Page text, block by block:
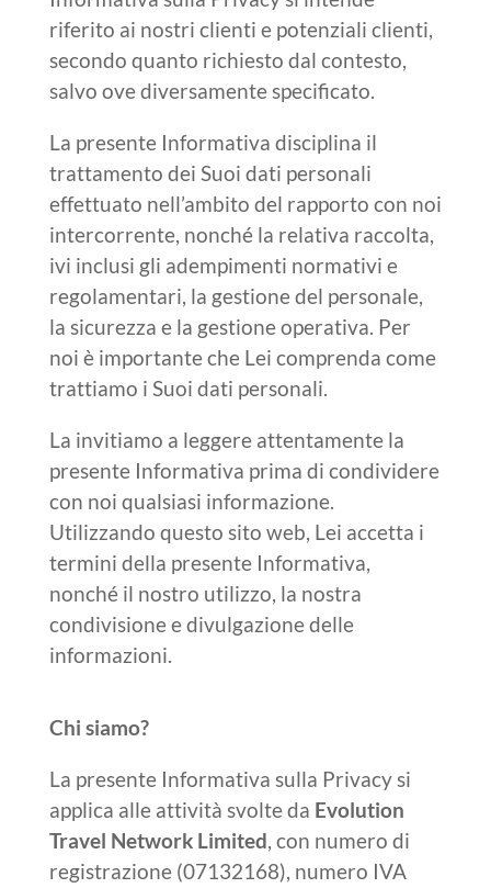
riferito ai nostri clienti e potenziali clienti,
secondo quanto richiesto dal contesto,
salvo ove diversamente specificato.
La presente Informativa disciplina il
trattamento dei Suoi dati personali
effettuato nell’ambito del rapporto con noi
intercorrente, nonché la relativa raccolta,
ivi inclusi gli adempimenti normativi e
regolamentari, la gestione del personale,
la sicurezza e la gestione operativa. Per
noi è importante che Lei comprenda come
trattiamo i Suoi dati personali.
La invitiamo a leggere attentamente la
presente Informativa prima di condividere
con noi qualsiasi informazione.
Utilizzando questo sito web, Lei accetta i
termini della presente Informativa,
nonché il nostro utilizzo, la nostra
condivisione e divulgazione delle
informazioni.
Chi siamo?
La presente Informativa sulla Privacy si
applica alle attività svolte da Evolution
Travel Network Limited, con numero di
registrazione (07132168), numero IVA